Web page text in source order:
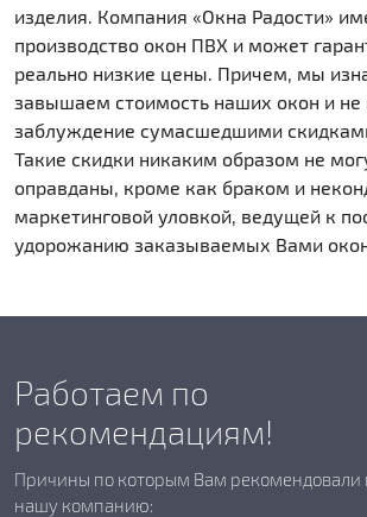
изделия. Компания «Окна Радости»
производство окон ПВХ и может
реально низкие цены. Причем, мы
завышаем стоимость наших окон и не
заблуждение сумасшедшими
Такие скидки никаким образом не
оправданы, кроме как браком и
маркетинговой уловкой, ведущей к
удорожанию заказываемых Вами
Работаем по
рекомендациям!
Причины по которым Вам
нашу компанию: